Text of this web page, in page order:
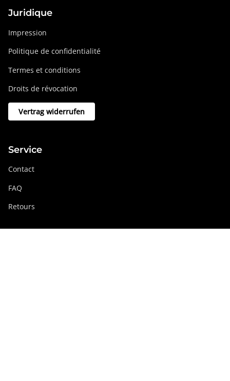
Juridique
Impression
Politique de confidentialité
Termes et conditions
Droits de révocation
Vertrag widerrufen
Service
Contact
FAQ
Retours